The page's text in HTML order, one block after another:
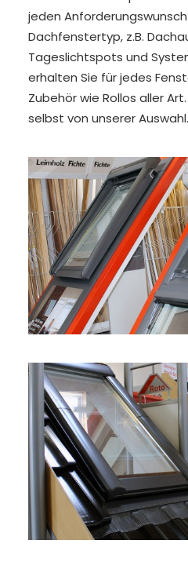
jeden
Dachfenstertyp, z.B.
Tageslichtspots und
erhalten Sie für jedes
Zubehör wie Rollos aller
selbst von unserer Auswahl.